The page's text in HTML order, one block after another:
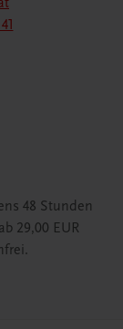
48 Stunden
29,00 EUR